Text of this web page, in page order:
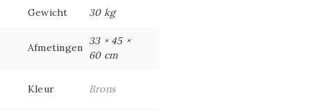
Gewicht 30 kg
Afmetingen
33 × 45 ×
60 cm
Kleur Brons